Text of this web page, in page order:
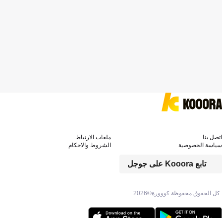
كل الحقوق محفوظة كووورة©2026
تابع Kooora على جوجل
اتصل بنا
ملفات الارتباط
سياسة الخصوصية
الشروط والاحكام